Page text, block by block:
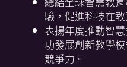
驗，促進科技在
表揚年度推動智
功發展創新教學
競爭力。